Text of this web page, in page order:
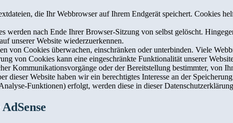
die Ihr Webbrowser auf Ihrem Endgerät speichert. Cookies
werden nach Ende Ihrer Browser-Sitzung von selbst gelöscht.
unserer Website wiederzuerkennen.
von Cookies überwachen, einschränken oder unterbinden. Viele
von Cookies kann eine eingeschränkte Funktionalität unserer
Kommunikationsvorgänge oder der Bereitstellung bestimmter, von
Website haben wir ein berechtigtes Interesse an der
Funktionen) erfolgt, werden diese in dieser